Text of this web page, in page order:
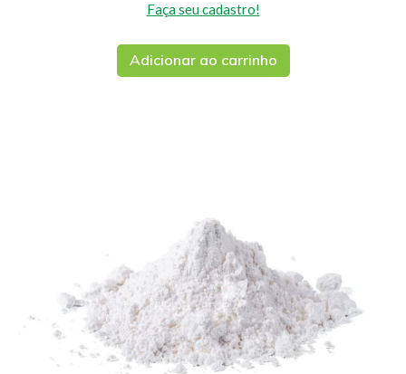
Faça seu cadastro!
Adicionar ao carrinho